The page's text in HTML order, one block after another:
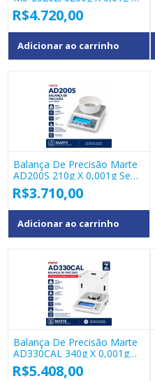
Processador Estatistico
Interno
R$4.720,00
Adicionar ao carrinho
Balança De Precisão Marte
AD200S 210g X 0,001g Sem
Capela
R$3.710,00
Adicionar ao carrinho
Balança De Precisão Marte
AD330CAL 340g X 0,001g
Calibração Interna
R$5.408,00